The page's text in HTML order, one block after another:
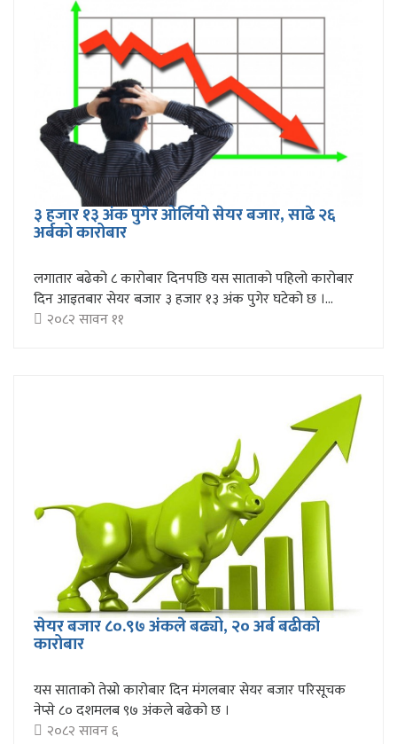
३ हजार १३ अंक पुगेर ओर्लियो सेयर बजार, साढे २६
अर्बको कारोबार
लगातार बढेको ८ कारोबार दिनपछि यस साताको पहिलो कारोबार
दिन आइतबार सेयर बजार ३ हजार १३ अंक पुगेर घटेको छ ।...
२०८२ सावन ११
सेयर बजार ८०.९७ अंकले बढ्यो, २० अर्ब बढीको
कारोबार
यस साताको तेस्रो कारोबार दिन मंगलबार सेयर बजार परिसूचक
नेप्से ८० दशमलब ९७ अंकले बढेको छ ।
२०८२ सावन ६